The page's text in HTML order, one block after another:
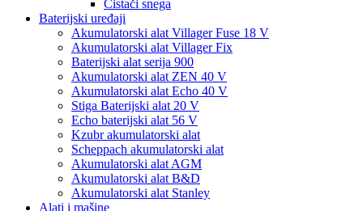
Čistači snega
Baterijski uređaji
Akumulatorski alat Villager Fuse 18 V
Akumulatorski alat Villager Fix
Baterijski alat serija 900
Akumulatorski alat ZEN 40 V
Akumulatorski alat Echo 40 V
Stiga Baterijski alat 20 V
Echo baterijski alat 56 V
Kzubr akumulatorski alat
Scheppach akumulatorski alat
Akumulatorski alat AGM
Akumulatorski alat B&D
Akumulatorski alat Stanley
Alati i mašine